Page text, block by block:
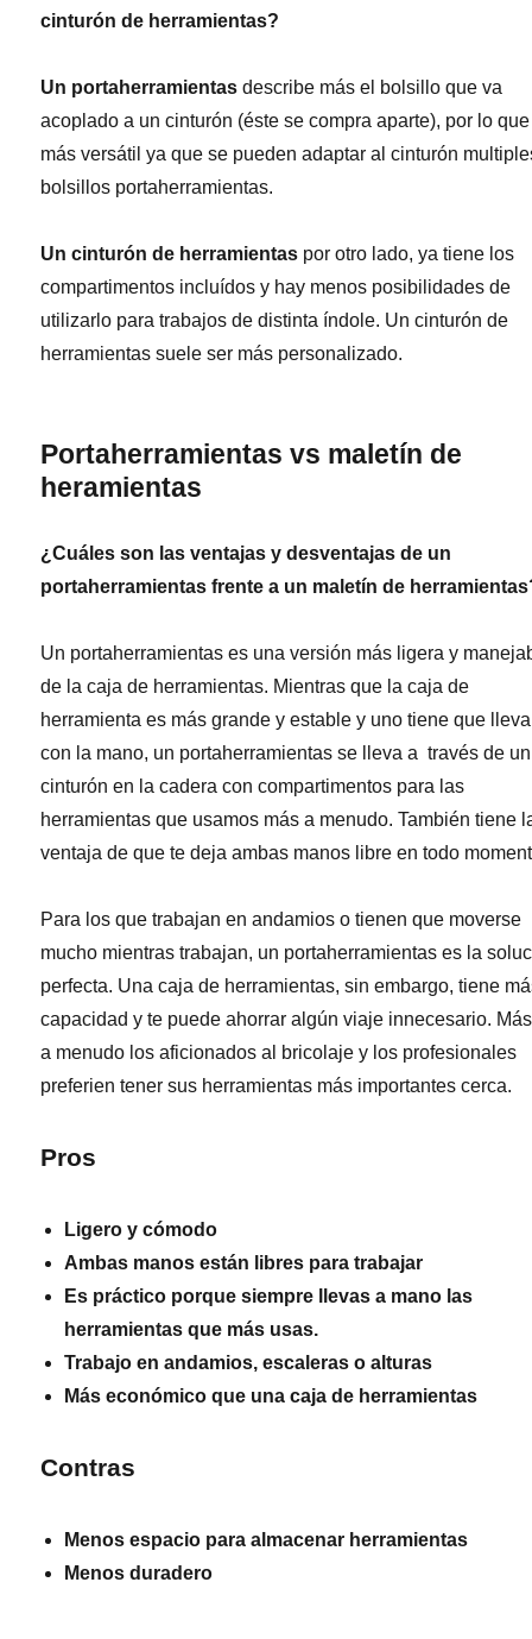
cinturón de herramientas?
Un portaherramientas describe más el bolsillo que va
acoplado a un cinturón (éste se compra aparte), por lo
más versátil ya que se pueden adaptar al cinturón
bolsillos portaherramientas.
Un cinturón de herramientas por otro lado, ya tiene los
compartimentos incluídos y hay menos posibilidades de
utilizarlo para trabajos de distinta índole. Un cinturón de
herramientas suele ser más personalizado.
Portaherramientas vs maletín de
heramientas
¿Cuáles son las ventajas y desventajas de un
portaherramientas frente a un maletín de
Un portaherramientas es una versión más ligera y
de la caja de herramientas. Mientras que la caja de
herramienta es más grande y estable y uno tiene que
con la mano, un portaherramientas se lleva a través de un
cinturón en la cadera con compartimentos para las
herramientas que usamos más a menudo. También tiene
ventaja de que te deja ambas manos libre en todo
Para los que trabajan en andamios o tienen que moverse
mucho mientras trabajan, un portaherramientas es la
perfecta. Una caja de herramientas, sin embargo, tiene
capacidad y te puede ahorrar algún viaje innecesario. Más
a menudo los aficionados al bricolaje y los profesionales
preferien tener sus herramientas más importantes cerca.
Pros
Ligero y cómodo
Ambas manos están libres para trabajar
Es práctico porque siempre llevas a mano las
herramientas que más usas.
Trabajo en andamios, escaleras o alturas
Más económico que una caja de herramientas
Contras
Menos espacio para almacenar herramientas
Menos duradero